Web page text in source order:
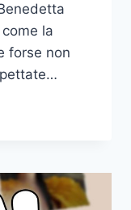
la
forse non